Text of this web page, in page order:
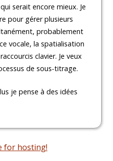
serait encore mieux. Je
pour gérer plusieurs
probablement
vocale, la spatialisation
clavier. Je veux
de sous-titrage.
je pense à des idées
for hosting!